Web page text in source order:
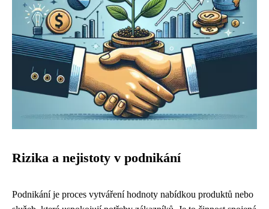
Rizika a nejistoty v podnikání
Podnikání je proces vytváření hodnoty nabídkou produktů nebo